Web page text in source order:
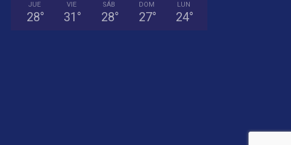
JUE
28°
VIE
31 °
SÁB
28°
DOM
27°
LUN
24°